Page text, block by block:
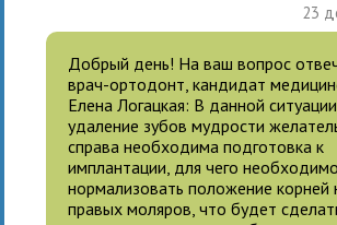
23
Добрый день! На ваш вопрос
врач-ортодонт, кандидат
Елена Логацкая: В данной ситуации
удаление зубов мудрости
справа необходима подготовка к
имплантации, для чего необходимо
нормализовать положение корней
правых моляров, что будет